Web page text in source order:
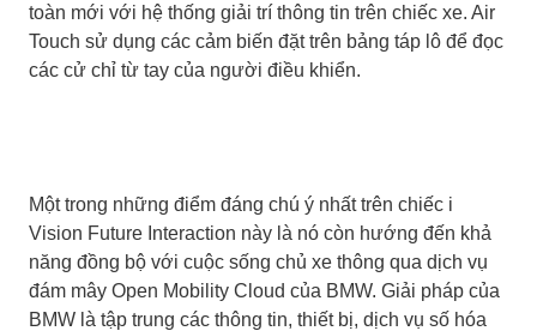
toàn mới với hệ thống giải trí thông tin trên chiếc xe. Air
Touch sử dụng các cảm biến đặt trên bảng táp lô để đọc
các cử chỉ từ tay của người điều khiển.
Một trong những điểm đáng chú ý nhất trên chiếc i
Vision Future Interaction này là nó còn hướng đến khả
năng đồng bộ với cuộc sống chủ xe thông qua dịch vụ
đám mây Open Mobility Cloud của BMW. Giải pháp của
BMW là tập trung các thông tin, thiết bị, dịch vụ số hóa